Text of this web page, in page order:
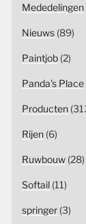
Mededelingen
Nieuws(89)
Paintjob(2)
Panda's Place
Producten
Rijen(6)
Ruwbouw(28)
Softail(11)
springer(3)